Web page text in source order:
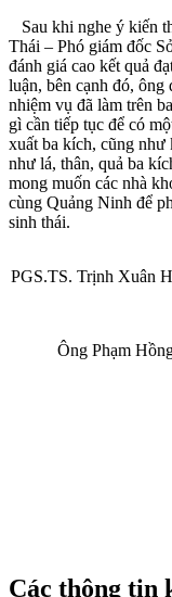
Sau khi nghe ý kiến
Thái – Phó giám đốc
đánh giá cao kết quả
luận, bên cạnh đó, ông
nhiệm vụ đã làm trên
gì cần tiếp tục để có
xuất ba kích, cũng như
như lá, thân, quả ba
mong muốn các nhà
cùng Quảng Ninh để
sinh thái.
PGS.TS. Trịnh Xuân
Ông Phạm
Các thông tin